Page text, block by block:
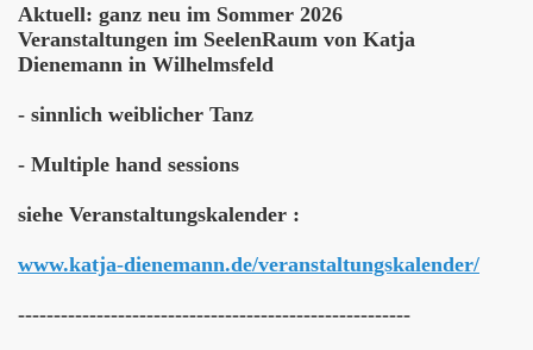
Aktuell: ganz neu im Sommer 2026
Veranstaltungen im SeelenRaum von Katja
Dienemann in Wilhelmsfeld
- sinnlich weiblicher Tanz
- Multiple hand sessions
siehe Veranstaltungskalender :
www.katja-dienemann.de/veranstaltungskalender/
-------------------------------------------------------